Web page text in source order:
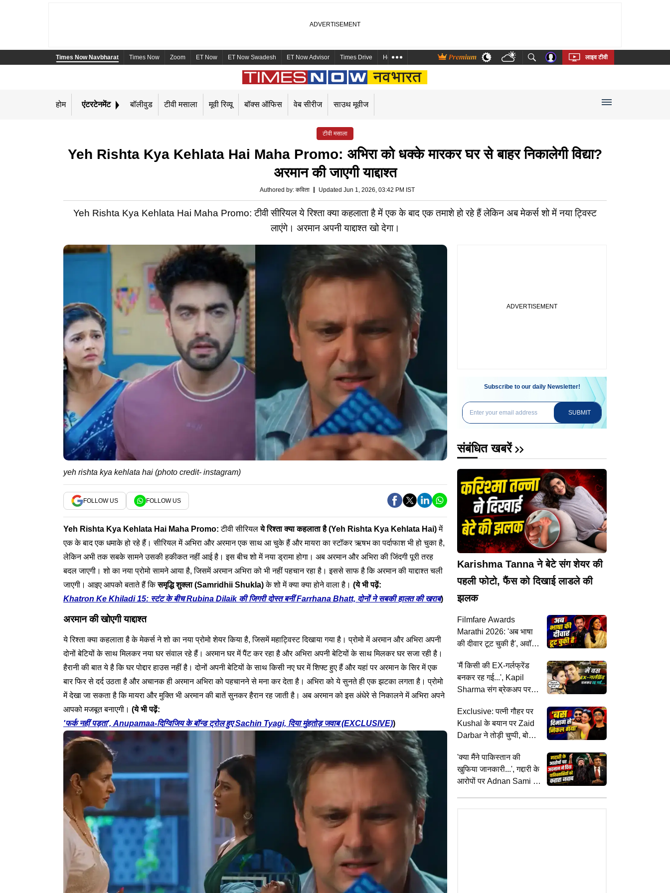
Times Now Navbharat Times Now Zoom ET Now ET Now Swadesh ET Now Advisor Times Drive Health and Me Marathi Bengali Telugu Tamil Kannada Malayalam
लाइव टीवी
होम एंटरटेनमेंट बॉलीवुड टीवी मसाला मूवी रिव्यू बॉक्स ऑफिस वेब सीरीज साउथ मूवीज
टीवी मसाला
Yeh Rishta Kya Kehlata Hai Maha Promo: अभिरा को धक्के मारकर घर से बाहर निकालेगी विद्या?
अरमान की जाएगी याद्दाश्त
Authored by: कविता Updated Jun 1, 2026, 03:42 PM IST
Yeh Rishta Kya Kehlata Hai Maha Promo: टीवी सीरियल ये रिश्ता क्या कहलाता है में एक के बाद एक तमाशे हो रहे हैं लेकिन अब मेकर्स शो में नया ट्विस्ट
लाएंगे। अरमान अपनी याद्दाश्त खो देगा।
yeh rishta kya kehlata hai (photo credit- instagram)
FOLLOW US FOLLOW US
Yeh Rishta Kya Kehlata Hai Maha Promo:टीवी सीरियलये रिश्ता क्या कहलाता है (Yeh Rishta Kya Kehlata Hai)में
एक के बाद एक धमाके हो रहे हैं। सीरियल में अभिरा और अरमान एक साथ आ चुके हैं और मायरा का स्टॉकर ऋषभ का पर्दाफाश भी हो चुका है,
लेकिन अभी तक सबके सामने उसकी हकीकत नहीं आई है। इस बीच शो में नया ड्रामा होगा। अब अरमान और अभिरा की जिंदगी पूरी तरह
बदल जाएगी। शो का नया प्रोमो सामने आया है, जिसमें अरमान अभिरा को भी नहीं पहचान रहा है। इससे साफ है कि अरमान की याद्दाश्त चली
जाएगी। आइए आपको बताते हैं किसमृद्धि शुक्ला (Samridhii Shukla)के शो में क्या क्या होने वाला है। (ये भी पढ़ें:
Khatron Ke Khiladi 15: स्टंट के बीच Rubina Dilaik की जिगरी दोस्त बनीं Farrhana Bhatt, दोनों ने सबकी हालत की खराब)
अरमान की खोएगी याद्दाश्त
ये रिश्ता क्या कहलाता है के मेकर्स ने शो का नया प्रोमो शेयर किया है, जिसमें महाट्विस्ट दिखाया गया है। प्रोमो में अरमान और अभिरा अपनी
दोनों बेटियों के साथ मिलकर नया घर संवाल रहे हैं। अरमान घर में पैंट कर रहा है और अभिरा अपनी बेटियों के साथ मिलकर घर सजा रही है।
हैरानी की बात ये है कि घर पोद्दार हाउस नहीं है। दोनों अपनी बेटियों के साथ किसी नए घर में शिफ्ट हुए हैं और यहां पर अरमान के सिर में एक
बार फिर से दर्द उठता है और अचानक ही अरमान अभिरा को पहचानने से मना कर देता है। अभिरा को ये सुनते ही एक झटका लगता है। प्रोमो
में देखा जा सकता है कि मायरा और मुक्ति भी अरमान की बातें सुनकर हैरान रह जाती है। अब अरमान को इस अंधेरे से निकालने में अभिरा अपने
आपको मजबूत बनाएगी। (ये भी पढ़ें:
'फर्क नहीं पड़ता', Anupamaa-दिग्विजिय के बॉन्ड ट्रोल हुए Sachin Tyagi, दिया मुंहतोड़ जवाब (EXCLUSIVE))
Subscribe to our daily Newsletter!
SUBMIT
संबंधित खबरें
Karishma Tanna ने बेटे संग शेयर की
पहली फोटो, फैंस को दिखाई लाडले की
झलक
Filmfare Awards
Marathi 2026: 'अब भाषा
की दीवार टूट चुकी है', अवॉर्ड
रेणुका शहाणे
'मैं किसी की EX-गर्लफ्रेंड
बनकर रह गई...', Kapil
Sharma संग ब्रेकअप पर
जवाब
Exclusive: पत्नी गौहर पर
Kushal के बयान पर Zaid
Darbar ने तोड़ी चुप्पी, बोले-
'क्या मैंने पाकिस्तान की
खुफिया जानकारी...', गद्दारी के
आरोपों पर Adnan Sami ने